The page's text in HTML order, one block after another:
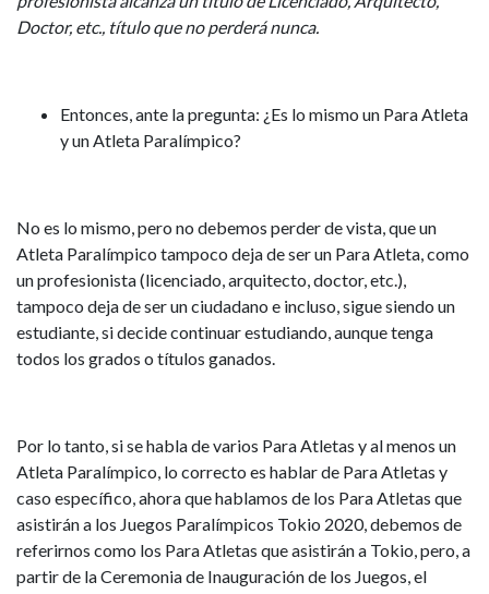
Doctor, etc., título que no perderá nunca.
Entonces, ante la pregunta: ¿Es lo mismo un Para Atleta
y un Atleta Paralímpico?
No es lo mismo, pero no debemos perder de vista, que un
Atleta Paralímpico tampoco deja de ser un Para Atleta, como
un profesionista (licenciado, arquitecto, doctor, etc.),
tampoco deja de ser un ciudadano e incluso, sigue siendo un
estudiante, si decide continuar estudiando, aunque tenga
todos los grados o títulos ganados.
Por lo tanto, si se habla de varios Para Atletas y al menos un
Atleta Paralímpico, lo correcto es hablar de Para Atletas y
caso específico, ahora que hablamos de los Para Atletas que
asistirán a los Juegos Paralímpicos Tokio 2020, debemos de
referirnos como los Para Atletas que asistirán a Tokio, pero, a
partir de la Ceremonia de Inauguración de los Juegos, el